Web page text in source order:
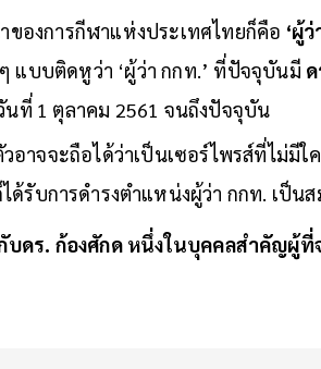
องการกีฬาแห่งประเทศไทยก็คือ ‘ผู้
แบบติดหูว่า ‘ผู้ว่า กกท.’ ที่ปัจจุบันมี
ที่ 1 ตุลาคม 2561 จนถึงปัจจุบัน
าจจะถือได้ว่าเป็นเซอร์ไพรส์ที่ไม่มีใ
รับการดำรงตำแหน่งผู้ว่า กกท. เป็น
ดร. ก้องศักด หนึ่งในบุคคลสำคัญผู้ที่